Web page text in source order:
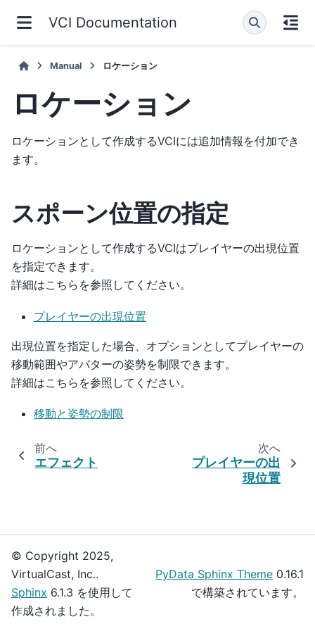
VCI Documentation
Manual ロケーション
ロケーション
ロケーションとして作成するVCIには追加情報を付加でき
ます。
スポーン位置の指定
ロケーションとして作成するVCIはプレイヤーの出現位置
を指定できます。
詳細はこちらを参照してください。
プレイヤーの出現位置
出現位置を指定した場合、オプションとしてプレイヤーの
移動範囲やアバターの姿勢を制限できます。
詳細はこちらを参照してください。
移動と姿勢の制限
前へ
エフェクト
次へ
プレイヤーの出
現位置
© Copyright 2025,
VirtualCast, Inc..
Sphinx 6.1.3 を使用して
作成されました。
PyData Sphinx Theme 0.16.1
で構築されています。